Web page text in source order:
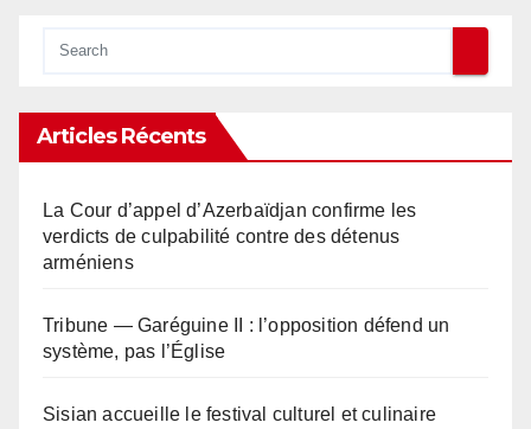
Articles Récents
La Cour d’appel d’Azerbaïdjan confirme les
verdicts de culpabilité contre des détenus
arméniens
Tribune — Garéguine II : l’opposition défend un
système, pas l’Église
Sisian accueille le festival culturel et culinaire